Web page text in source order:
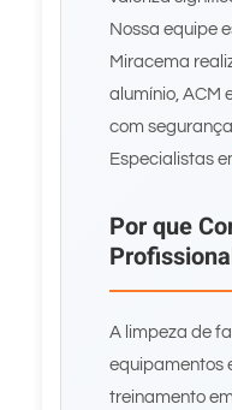
Nossa equipe
Miracema
alumínio, ACM
com
Especialistas
Por que
A limpeza de
equipamentos
treinamento